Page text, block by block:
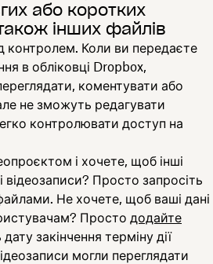
або коротких
інших файлів
контролем. Коли ви передаєте
в обліковці Dropbox,
коментувати або
не зможуть редагувати
контролювати доступ на
і хочете, щоб інші
відеозаписи? Просто запросіть
Не хочете, щоб ваші дані
Просто додайте
закінчення терміну дії
могли переглядати